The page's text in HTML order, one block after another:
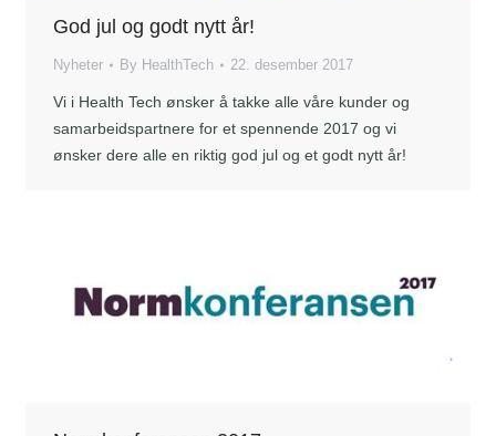
God jul og godt nytt år!
Nyheter By HealthTech 22. desember 2017
Vi i Health Tech ønsker å takke alle våre kunder og
samarbeidspartnere for et spennende 2017 og vi
ønsker dere alle en riktig god jul og et godt nytt år!